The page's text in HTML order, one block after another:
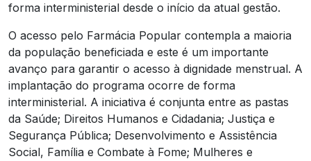
forma interministerial desde o início da atual gestão.
O acesso pelo Farmácia Popular contempla a maioria
da população beneficiada e este é um importante
avanço para garantir o acesso à dignidade menstrual. A
implantação do programa ocorre de forma
interministerial. A iniciativa é conjunta entre as pastas
da Saúde; Direitos Humanos e Cidadania; Justiça e
Segurança Pública; Desenvolvimento e Assistência
Social, Família e Combate à Fome; Mulheres e